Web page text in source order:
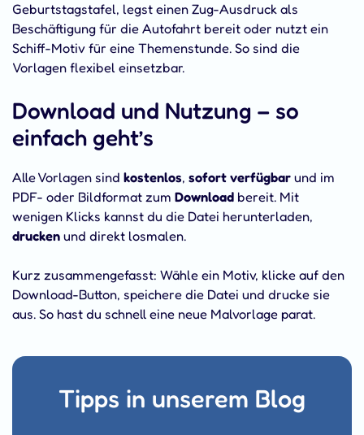
Geburtstagstafel, legst einen Zug-Ausdruck als
Beschäftigung für die Autofahrt bereit oder nutzt ein
Schiff-Motiv für eine Themenstunde. So sind die
Vorlagen flexibel einsetzbar.
Download und Nutzung – so
einfach geht’s
Alle Vorlagen sind kostenlos, sofort verfügbar und im
PDF- oder Bildformat zum Download bereit. Mit
wenigen Klicks kannst du die Datei herunterladen,
drucken und direkt losmalen.
Kurz zusammengefasst: Wähle ein Motiv, klicke auf den
Download-Button, speichere die Datei und drucke sie
aus. So hast du schnell eine neue Malvorlage parat.
Tipps in unserem Blog